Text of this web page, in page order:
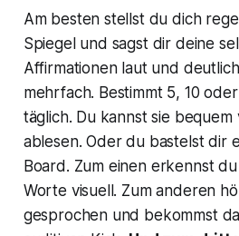
Am besten stellst du dich
Spiegel und sagst dir deine
Affirmationen laut und
mehrfach. Bestimmt 5, 10
täglich. Du kannst sie bequem
ablesen. Oder du bastelst dir
Board. Zum einen erkennst
Worte visuell. Zum anderen
gesprochen und bekommst